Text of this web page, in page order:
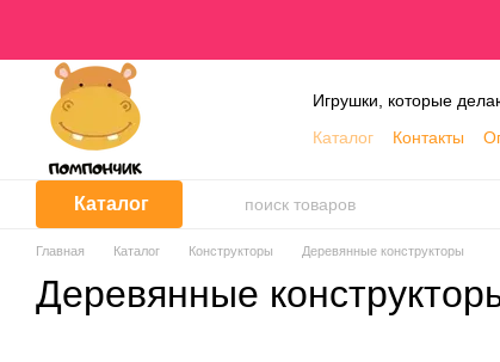
Игрушки, которые
Каталог
Контакты
Каталог
Главная Каталог Конструкторы Деревянные конструкторы
Деревянные